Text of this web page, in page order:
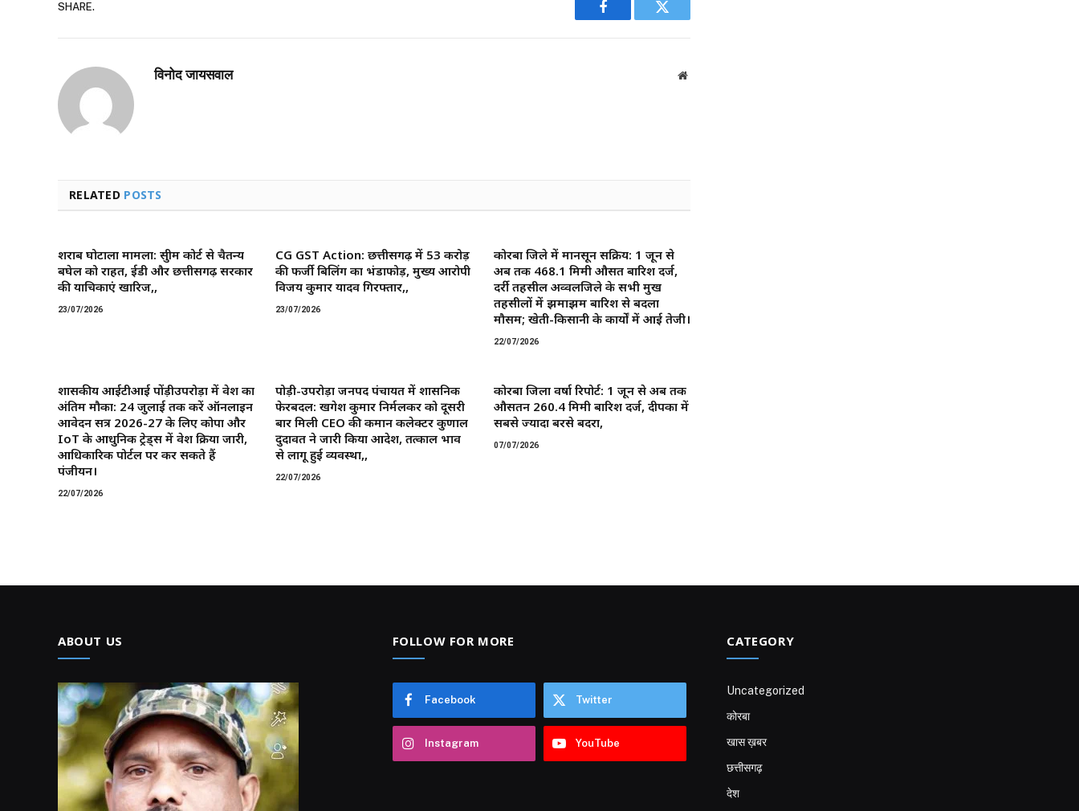
SHARE.
Facebook Twitter
विनोद जायसवाल Website
RELATED POSTS
शराब घोटाला मामला: सुप्रीम कोर्ट से चैतन्य
बघेल को राहत, ईडी और छत्तीसगढ़ सरकार
की याचिकाएं खारिज,,
23/07/2026
CG GST Action: छत्तीसगढ़ में 53 करोड़
की फर्जी बिलिंग का भंडाफोड़, मुख्य आरोपी
विजय कुमार यादव गिरफ्तार,,
23/07/2026
कोरबा जिले में मानसून सक्रिय: 1 जून से
अब तक 468.1 मिमी औसत बारिश दर्ज,
दर्री तहसील अव्वलजिले के सभी प्रमुख
तहसीलों में झमाझम बारिश से बदला
मौसम; खेती-किसानी के कार्यों में आई तेजी।
22/07/2026
शासकीय आईटीआई पोंड़ीउपरोड़ा में प्रवेश का
अंतिम मौका: 24 जुलाई तक करें ऑनलाइन
आवेदन सत्र 2026-27 के लिए कोपा और
IoT के आधुनिक ट्रेड्स में प्रवेश प्रक्रिया जारी,
आधिकारिक पोर्टल पर कर सकते हैं
पंजीयन।
22/07/2026
पोड़ी-उपरोड़ा जनपद पंचायत में प्रशासनिक
फेरबदल: खगेश कुमार निर्मलकर को दूसरी
बार मिली CEO की कमान ​कलेक्टर कुणाल
दुदावत ने जारी किया आदेश, तत्काल प्रभाव
से लागू हुई व्यवस्था,,
22/07/2026
कोरबा जिला वर्षा रिपोर्ट: 1 जून से अब तक
औसतन 260.4 मिमी बारिश दर्ज, दीपका में
सबसे ज्यादा बरसे बदरा,
07/07/2026
ABOUT US FOLLOW FOR MORE
Facebook Twitter
Instagram YouTube
CATEGORY
Uncategorized
कोरबा
खास ख़बर
छत्तीसगढ़
देश